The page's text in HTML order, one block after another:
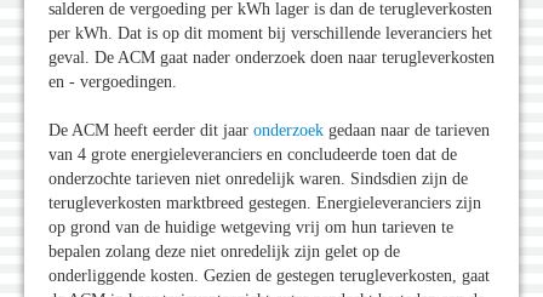
salderen de vergoeding per kWh lager is dan de terugleverkosten
per kWh. Dat is op dit moment bij verschillende leveranciers het
geval. De ACM gaat nader onderzoek doen naar terugleverkosten
en - vergoedingen.
De ACM heeft eerder dit jaar onderzoek gedaan naar de tarieven
van 4 grote energieleveranciers en concludeerde toen dat de
onderzochte tarieven niet onredelijk waren. Sindsdien zijn de
terugleverkosten marktbreed gestegen. Energieleveranciers zijn
op grond van de huidige wetgeving vrij om hun tarieven te
bepalen zolang deze niet onredelijk zijn gelet op de
onderliggende kosten. Gezien de gestegen terugleverkosten, gaat